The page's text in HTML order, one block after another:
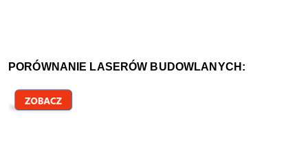
PORÓWNANIE LASERÓW BUDOWLANYCH: